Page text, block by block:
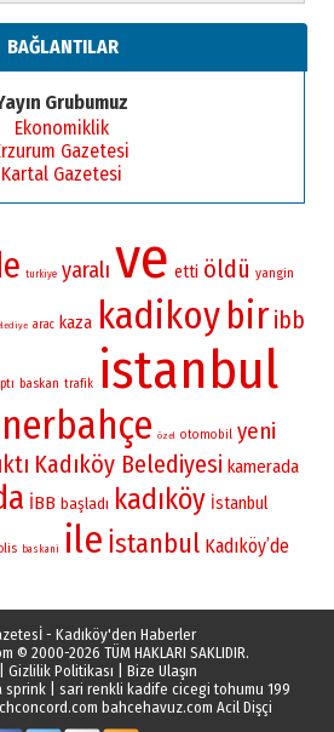
BAĞLANTILAR
Grubumuz
Ekonomiklik
Gazetesi
Kartal Gazetesi
turkiye yaralı ve etti öldü yangin
arac kaza kadikoybir ibb
baskan trafik istanbul
özel otomobil yeni
Kadıköy Belediyesi kamerada
İBB başladı kadıköy İstanbul
baskani ile İstanbul Kadıköy’de
- Kadıköy'den Haberler
© 2000-2026 TÜM HAKLARI SAKLIDIR.
Gizlilik Politikası
Bize Ulaşın
sprink |sari renkli kadife cicegi tohumu 199
bahcehavuz.com Acil Dişçi